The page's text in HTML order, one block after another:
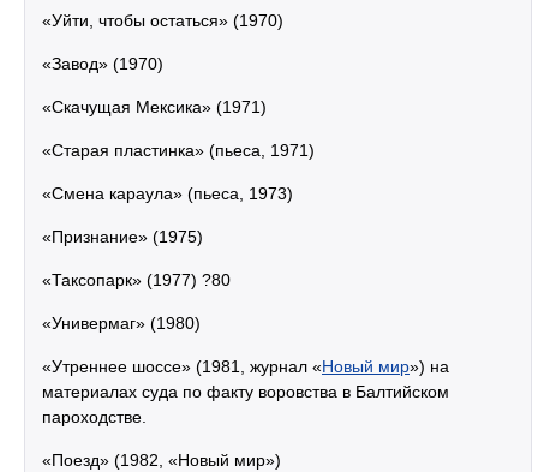
«Уйти, чтобы остаться» (1970)
«Завод» (1970)
«Скачущая Мексика» (1971)
«Старая пластинка» (пьеса, 1971)
«Смена караула» (пьеса, 1973)
«Признание» (1975)
«Таксопарк» (1977) ?80
«Универмаг» (1980)
«Утреннее шоссе» (1981, журнал «Новый мир») на
материалах суда по факту воровства в Балтийском
пароходстве.
«Поезд» (1982, «Новый мир»)